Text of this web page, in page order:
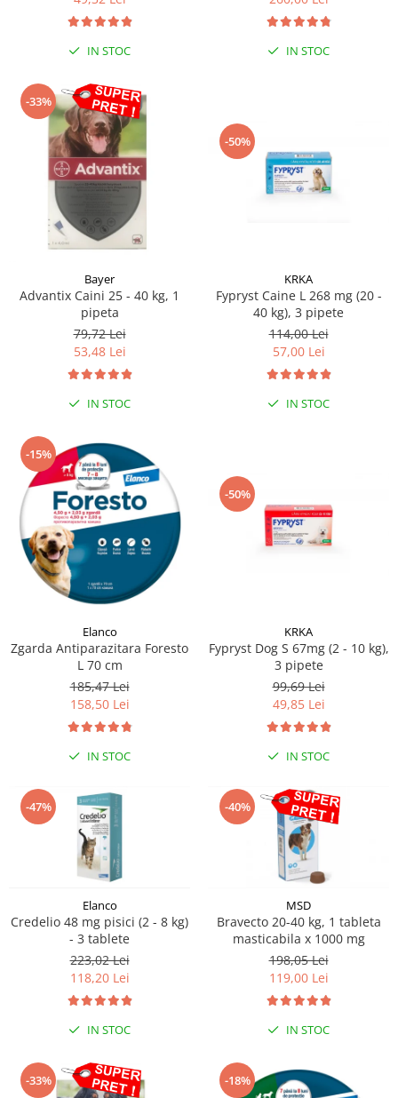
Sampoane si Balsamuri
Servetele Umede
Covorase absorbante
Igiena Catel
Igiena Interior
Perii si descalcitoare caini
Solutii Atractante si repelente
Custi transport - Pisici
Paturi, perne si cosuri pentru pisici
Recompense Delicioase
IN STOC IN STOC
-33%
Bayer
Advantix Caini 25 - 40 kg, 1
pipeta
79,72 Lei
53,48 Lei
IN STOC
-50%
KRKA
Fypryst Caine L 268 mg (20 -
40 kg), 3 pipete
114,00 Lei
57,00 Lei
IN STOC
-15%
Elanco
Zgarda Antiparazitara Foresto
L 70 cm
185,47 Lei
158,50 Lei
IN STOC
-50%
KRKA
Fypryst Dog S 67mg (2 - 10 kg),
3 pipete
99,69 Lei
49,85 Lei
IN STOC
-47%
Elanco
Credelio 48 mg pisici (2 - 8 kg)
- 3 tablete
223,02 Lei
118,20 Lei
IN STOC
-40%
MSD
Bravecto 20-40 kg, 1 tableta
masticabila x 1000 mg
198,05 Lei
119,00 Lei
IN STOC
-33% -18%